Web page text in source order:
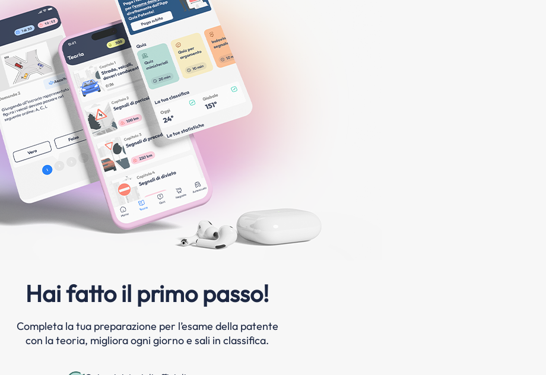
Hai fatto il primo passo!
Completa la tua preparazione per l’esame della patente
con la teoria, migliora ogni giorno e sali in classifica.